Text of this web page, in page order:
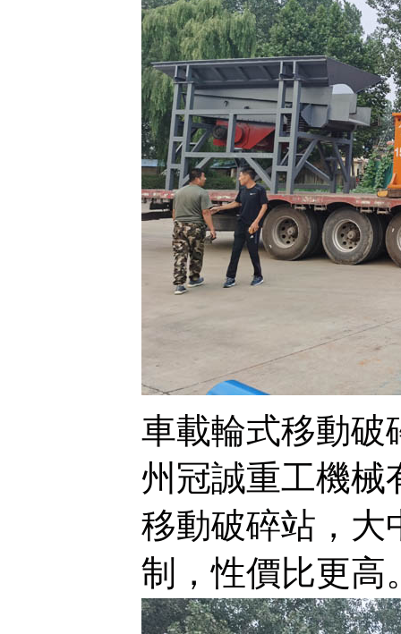
車載輪式移動破
州冠誠重工機械
移動破碎站，大
制，性價比更高